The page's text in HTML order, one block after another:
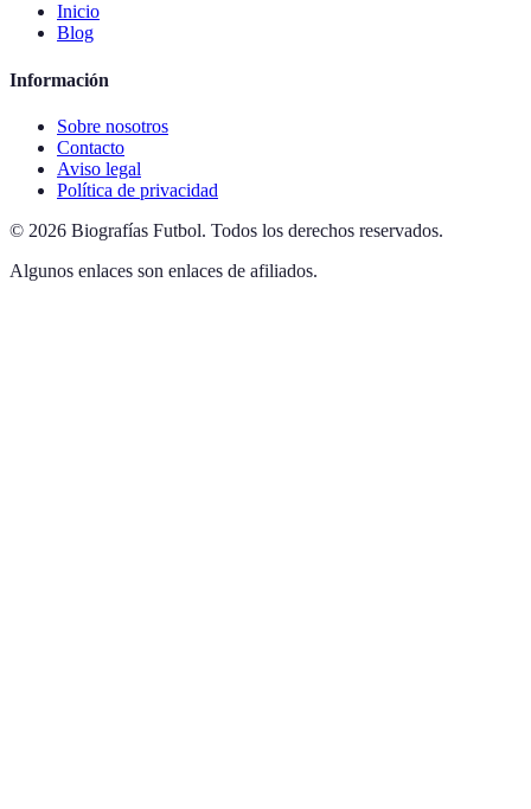
Inicio
Blog
Información
Sobre nosotros
Contacto
Aviso legal
Política de privacidad
© 2026 Biografías Futbol. Todos los derechos reservados.
Algunos enlaces son enlaces de afiliados.